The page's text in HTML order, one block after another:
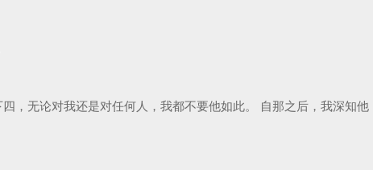
，无论对我还是对任何人，我都不要他如此。 自那之后，我深知他